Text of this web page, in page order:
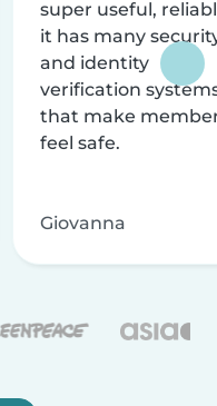
super useful,
it has many
and identity
verification
that make
feel safe.
Giovanna